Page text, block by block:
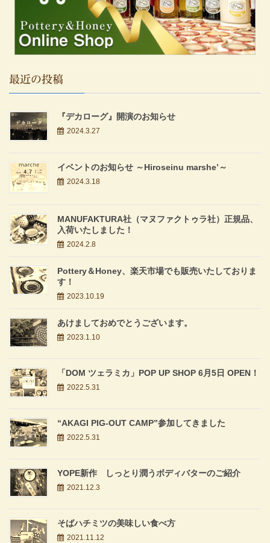
最近の投稿
『デカローグ』開演のお知らせ
2024.3.27
イベントのお知らせ ～Hiroseinu marshe’～
2024.3.18
MANUFAKTURA社（マヌファクトゥラ社）正規品、
入荷いたしました！
2024.2.8
Pottery＆Honey、楽天市場でも販売いたしておりま
す！
2023.10.19
あけましておめでとうございます。
2023.1.10
「DOM ツェラミカ」POP UP SHOP 6月5日 OPEN！
2022.5.31
“AKAGI PIG-OUT CAMP”参加してきました
2022.5.31
YOPE新作 しっとり潤うボディバターのご紹介
2021.12.3
そばハチミツの美味しい食べ方
2021.11.12